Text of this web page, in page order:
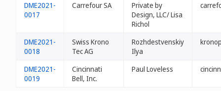
DME2021-
0017
Carrefour SA
Private by
Design, LLC/ Lisa
Richol
DME2021-
0018
Swiss Krono
Tec AG
Rozhdestvenskiy
Ilya
DME2021-
0019
Cincinnati
Bell, Inc.
Paul Loveless